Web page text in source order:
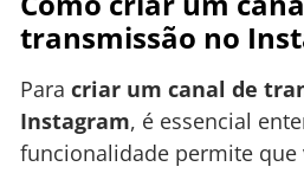
transmissão no
Para criar um canal de
Instagram, é essencial
funcionalidade permite que